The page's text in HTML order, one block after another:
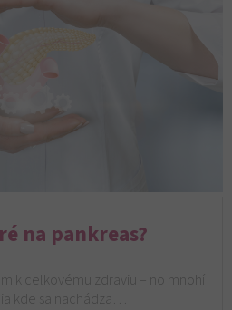
na pankreas?
k celkovému zdraviu – no mnohí
kde sa nachádza…